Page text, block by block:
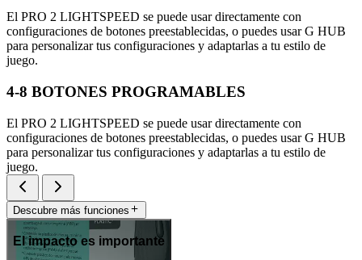
El PRO 2 LIGHTSPEED se puede usar directamente con
configuraciones de botones preestablecidas, o puedes usar G HUB
para personalizar tus configuraciones y adaptarlas a tu estilo de
juego.
4-8 BOTONES PROGRAMABLES
El PRO 2 LIGHTSPEED se puede usar directamente con
configuraciones de botones preestablecidas, o puedes usar G HUB
para personalizar tus configuraciones y adaptarlas a tu estilo de
juego.
Descubre más funciones
El impacto es importante